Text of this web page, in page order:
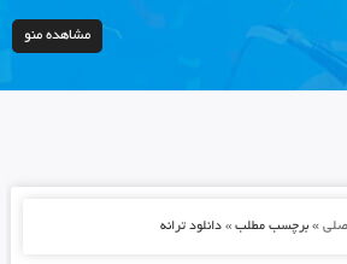
مشاهده منو
» برچسب مطلب » دانلود ترانه